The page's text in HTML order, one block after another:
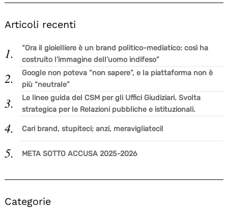
Articoli recenti
“Ora il gioielliere è un brand politico-mediatico: così ha
costruito l’immagine dell’uomo indifeso”
Google non poteva “non sapere”, e la piattaforma non è
più “neutrale”
Le linee guida del CSM per gli Uffici Giudiziari. Svolta
strategica per le Relazioni pubbliche e istituzionali.
Cari brand, stupiteci; anzi, meravigliateci!
META SOTTO ACCUSA 2025-2026
Categorie